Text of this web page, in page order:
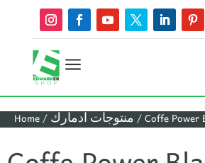
a
Home/منتوجات ادمارك/ Coffe Power